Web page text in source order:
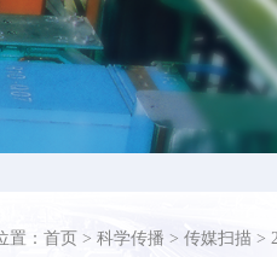
置： 首页 > 科学传播 > 传媒扫描 >